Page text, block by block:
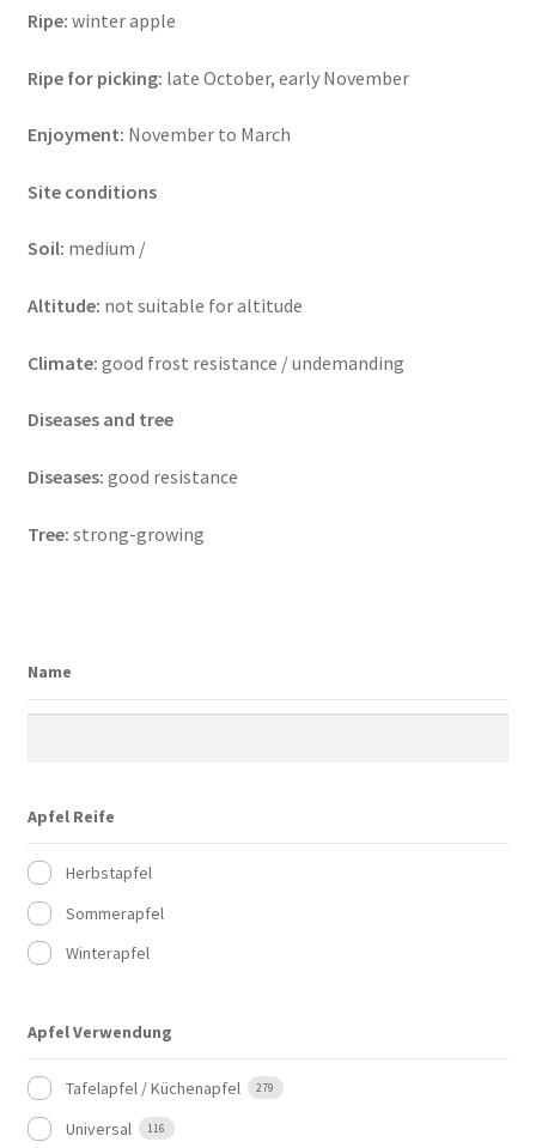
Ripe: winter apple
Ripe for picking: late October, early November
Enjoyment: November to March
Site conditions
Soil: medium /
Altitude: not suitable for altitude
Climate: good frost resistance / undemanding
Diseases and tree
Diseases: good resistance
Tree: strong-growing
Name
Apfel Reife
Herbstapfel
Sommerapfel
Winterapfel
Apfel Verwendung
Tafelapfel / Küchenapfel 279
Universal 116